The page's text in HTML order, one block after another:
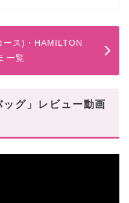
ス)・HAMILTON
一覧
グ」レビュー動画